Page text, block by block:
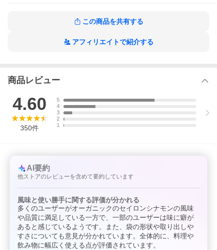
【その他】パッケージは予告なく変更になる場合がございます。
この商品を共有する
アフィリエイトで紹介する
商品レビュー
4.60
350件
5
4
3
2
1
AI要約
他ストアのレビューを含めて要約しています
風味と使い勝手に関する評価が分かれる
多くのユーザーがオーガニックのセイロンシナモンの風味
や品質に満足している一方で、一部のユーザーは味に癖が
あると感じているようです。また、袋の形状や取り出しや
すさについても意見が分かれています。全体的に、料理や
飲み物に幅広く使える点が評価されています。